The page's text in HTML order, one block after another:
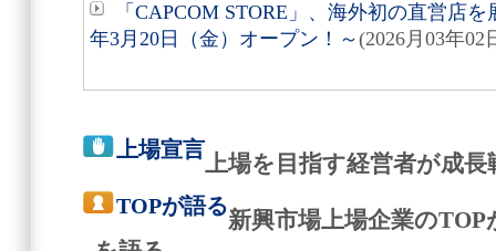
「CAPCOM STORE」、海外初の直営店
年3月20日（金）オープン！～ (2026月03年02
上場宣言
上場を目指す経営者が成
TOPが語る
新興市場上場企業の